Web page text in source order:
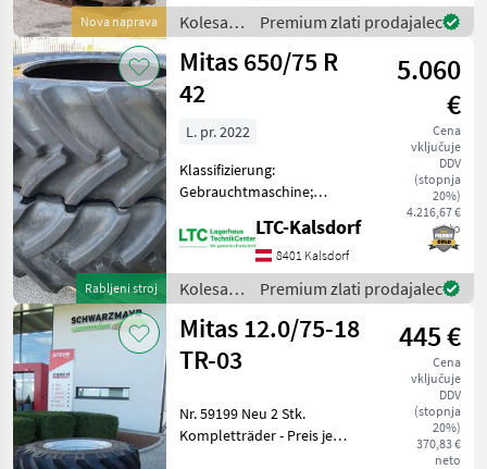
Nova naprava
Kolesa,
platišča
in
pnevmatike
/ Mitas
Premium zlati prodajalec
Rabljeni stroj
Mitas 650/75 R
42
5.060
€
Cena
vključuje
DDV
(stopnja
20%)
4.216,67 €
neto
L. pr. 2022
Klassifizierung:
Gebrauchtmaschine;
platišča in pnevmatike
Druga kolesa, platišča in
pnevmatike
LTC-Kalsdorf
8401 Kalsdorf
Kolesa,
platišča
in
pnevmatike
/ Mitas
Premium zlati prodajalec
Mitas 12.0/75-18
TR-03
445 €
Cena
vključuje
DDV
(stopnja
20%)
370,83 €
neto
Nr. 59199 Neu 2 Stk.
Kompletträder - Preis je